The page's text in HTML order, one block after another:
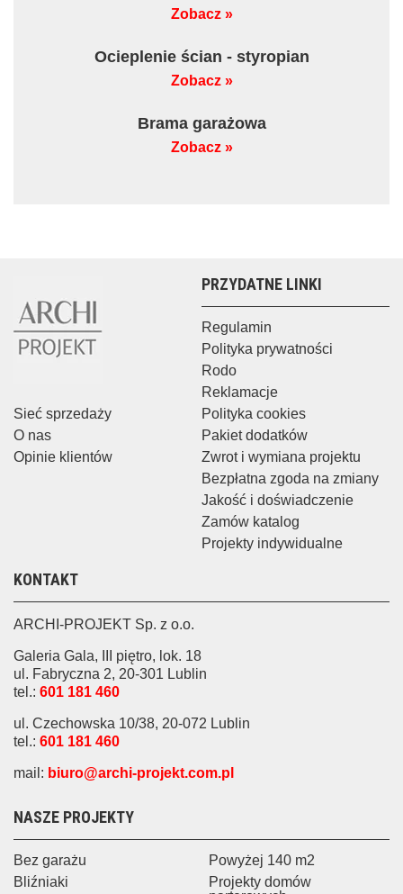
Zobacz »
Ocieplenie ścian - styropian
Zobacz »
Brama garażowa
Zobacz »
Sieć sprzedaży
O nas
Opinie klientów
PRZYDATNE LINKI
Regulamin
Polityka prywatności
Rodo
Reklamacje
Polityka cookies
Pakiet dodatków
Zwrot i wymiana projektu
Bezpłatna zgoda na zmiany
Jakość i doświadczenie
Zamów katalog
Projekty indywidualne
NASZE PROJEKTY
Bez garażu
Bliźniaki
Powyżej 140 m2
Projekty domów
KONTAKT
ARCHI-PROJEKT Sp. z o.o.
Galeria Gala, III piętro, lok. 18
ul. Fabryczna 2, 20-301 Lublin
tel.: 601 181 460
ul. Czechowska 10/38, 20-072 Lublin
tel.: 601 181 460
mail: biuro@archi-projekt.com.pl